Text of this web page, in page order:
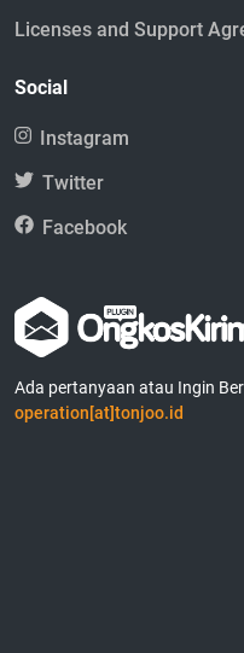
Licenses and Support
Social
Instagram
Twitter
Facebook
Ada pertanyaan atau Ingin
operation[at]tonjoo.id